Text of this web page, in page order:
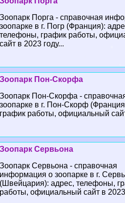
Зоопарк Порга - справочная
зоопарке в г. Погр (Франция):
телефоны, график работы,
сайт в 2023 году...
Зоопарк Пон-Скорфа
Зоопарк Пон-Скорфа -
зоопарке в г. Пон-Скорф
график работы, официальный
Зоопарк Сервьона
Зоопарк Сервьона - справочная
информация о зоопарке в г.
(Швейцария): адрес, телефоны,
работы, официальный сайт в 2023